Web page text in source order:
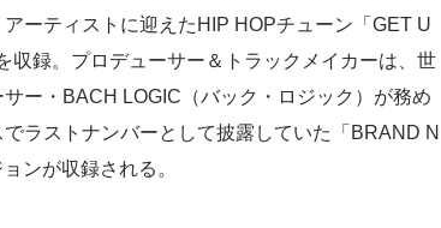
ーティストに迎えたHIP HOPチューン「GET U
収録。プロデューサー＆トラックメイカーは、世
ー・BACH LOGIC（バック・ロジック）が務め
ラストナンバーとして披露していた「BRAND N
ンが収録される。